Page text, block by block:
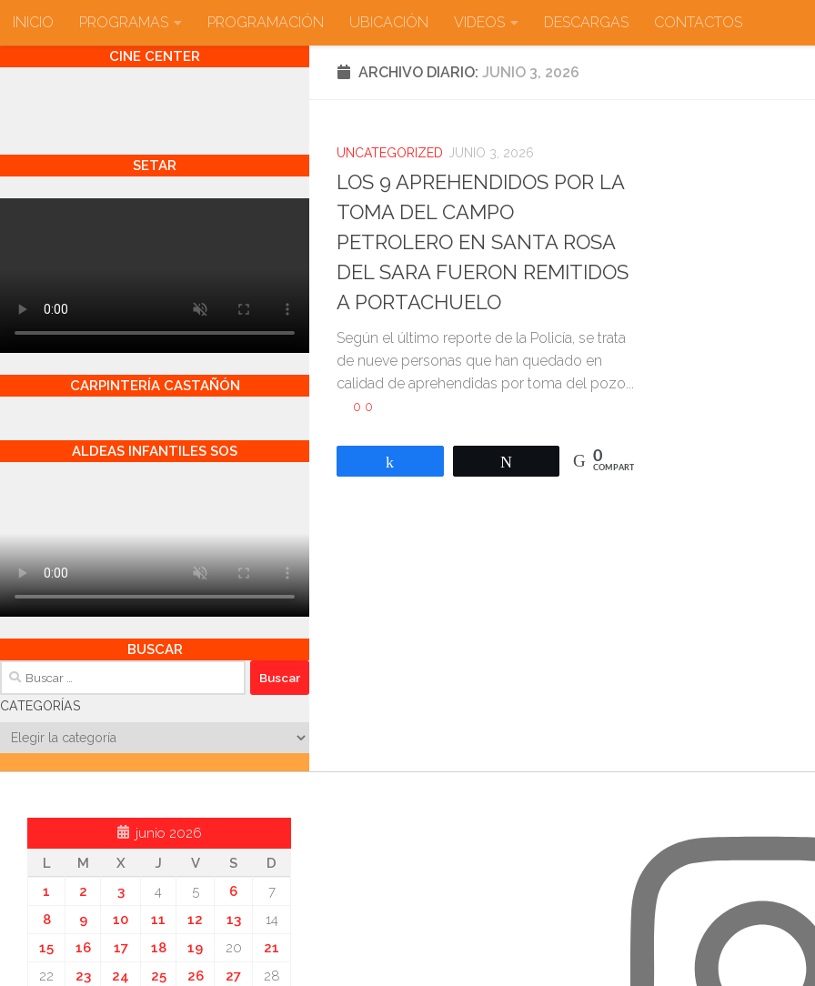
Saltar al contenido
INICIO PROGRAMAS PROGRAMACIÓN UBICACIÓN VIDEOS DESCARGAS CONTACTOS
ARCHIVO DIARIO: JUNIO 3, 2026
UNCATEGORIZED JUNIO 3, 2026
LOS 9 APREHENDIDOS POR LA
TOMA DEL CAMPO
PETROLERO EN SANTA ROSA
DEL SARA FUERON REMITIDOS
A PORTACHUELO
Según el último reporte de la Policía, se trata
de nueve personas que han quedado en
calidad de aprehendidas por toma del pozo...
0 0
0
COMPARTIR
CINE CENTER
SETAR
CARPINTERÍA CASTAÑÓN
ALDEAS INFANTILES SOS
BUSCAR
Buscar:
CATEGORÍAS
Categorías
junio 2026
L
M X J V S
D
1
2 3 4 5 6
7
8
9 10 11 12 13
14
15
16 17 18 19 20
21
22
23 24 25 26 27
28